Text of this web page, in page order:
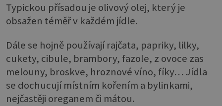
Typickou přísadou je olivový olej, který je
obsažen téměř v každém jídle.
Dále se hojně používají rajčata, papriky, lilky,
cukety, cibule, brambory, fazole, z ovoce zas
melouny, broskve, hroznové víno, fíky… Jídla
se dochucují místním kořením a bylinkami,
nejčastěji oreganem či mátou.